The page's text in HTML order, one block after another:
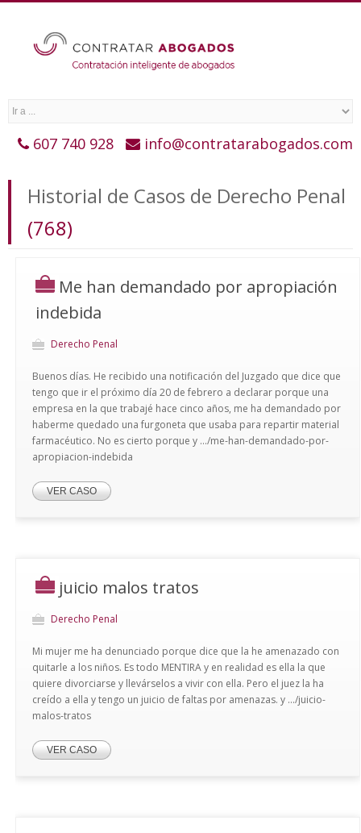
607 740 928 info@contratarabogados.com
Historial de Casos de Derecho Penal
(768)
Me han demandado por apropiación
indebida
Derecho Penal
Buenos días. He recibido una notificación del Juzgado que dice que
tengo que ir el próximo día 20 de febrero a declarar porque una
empresa en la que trabajé hace cinco años, me ha demandado por
haberme quedado una furgoneta que usaba para repartir material
farmacéutico. No es cierto porque y .../me-han-demandado-por-
apropiacion-indebida
VER CASO
juicio malos tratos
Derecho Penal
Mi mujer me ha denunciado porque dice que la he amenazado con
quitarle a los niños. Es todo MENTIRA y en realidad es ella la que
quiere divorciarse y llevárselos a vivir con ella. Pero el juez la ha
creído a ella y tengo un juicio de faltas por amenazas. y .../juicio-
malos-tratos
VER CASO